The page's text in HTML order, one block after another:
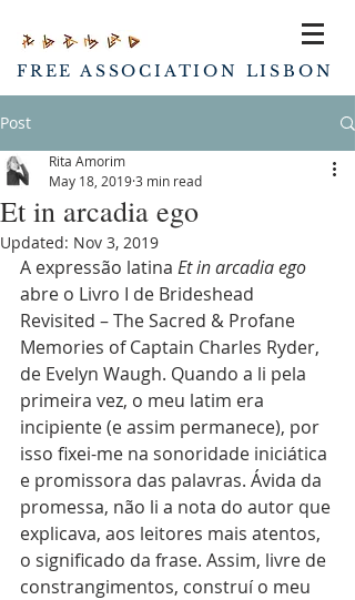
FREE ASSOCIATION LISBON
Post
Et in arcadia ego
Rita Amorim
May 18, 20193 min read
Updated: Nov 3, 2019
A expressão latina Et in arcadia ego
abre o Livro I de Brideshead
Revisited – The Sacred & Profane
Memories of Captain Charles Ryder,
de Evelyn Waugh. Quando a li pela
primeira vez, o meu latim era
incipiente (e assim permanece), por
isso fixei-me na sonoridade iniciática
e promissora das palavras. Ávida da
promessa, não li a nota do autor que
explicava, aos leitores mais atentos,
o significado da frase. Assim, livre de
constrangimentos, construí o meu